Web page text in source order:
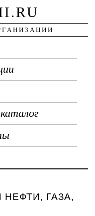
ГАЗА,